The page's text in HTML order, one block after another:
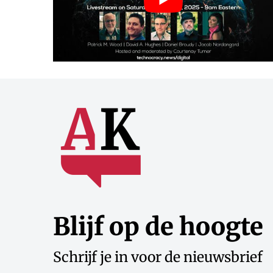
Blijf op de hoogte
Schrijf je in voor de nieuwsbrief